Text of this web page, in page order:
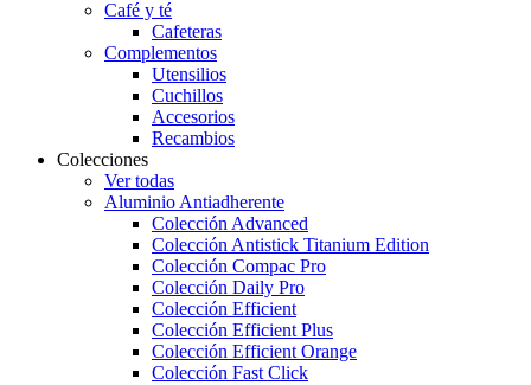
Café y té
Cafeteras
Complementos
Utensilios
Cuchillos
Accesorios
Recambios
Colecciones
Ver todas
Aluminio Antiadherente
Colección Advanced
Colección Antistick Titanium Edition
Colección Compac Pro
Colección Daily Pro
Colección Efficient
Colección Efficient Plus
Colección Efficient Orange
Colección Fast Click